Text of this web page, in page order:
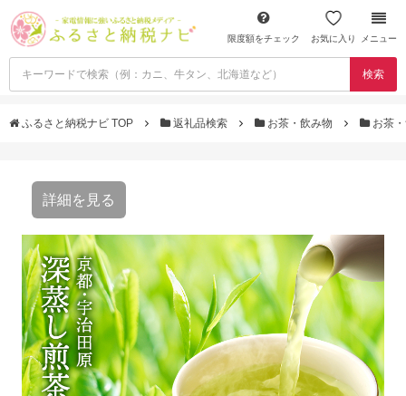
限度額をチェック お気に入り メニュー
検索
ふるさと納税ナビ TOP 返礼品検索 お茶・飲み物 お茶
詳細を見る